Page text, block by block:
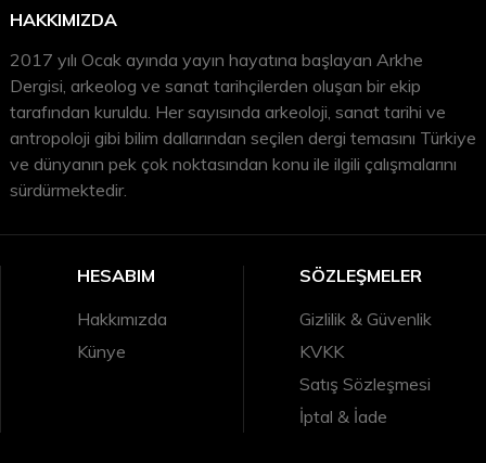
HAKKIMIZDA
2017 yılı Ocak ayında yayın hayatına başlayan Arkhe
Dergisi, arkeolog ve sanat tarihçilerden oluşan bir ekip
tarafından kuruldu. Her sayısında arkeoloji, sanat tarihi ve
antropoloji gibi bilim dallarından seçilen dergi temasını Türkiye
ve dünyanın pek çok noktasından konu ile ilgili çalışmalarını
sürdürmektedir.
HESABIM
Hakkımızda
Künye
SÖZLEŞMELER
Gizlilik & Güvenlik
KVKK
Satış Sözleşmesi
İptal & İade